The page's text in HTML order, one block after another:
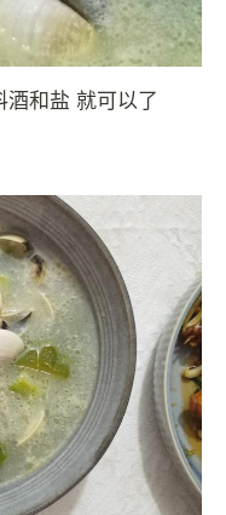
和盐 就可以了